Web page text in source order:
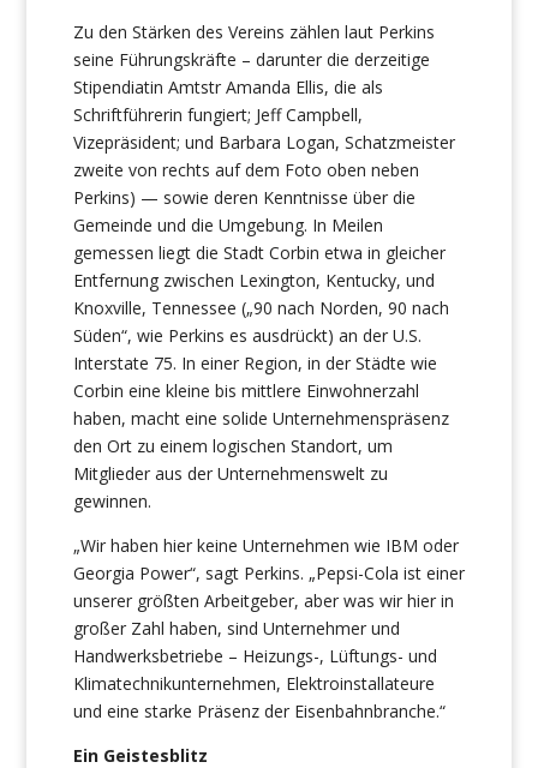
Zu den Stärken des Vereins zählen laut Perkins
seine Führungskräfte – darunter die derzeitige
Stipendiatin Amtstr Amanda Ellis, die als
Schriftführerin fungiert; Jeff Campbell,
Vizepräsident; und Barbara Logan, Schatzmeister
zweite von rechts auf dem Foto oben neben
Perkins) — sowie deren Kenntnisse über die
Gemeinde und die Umgebung. In Meilen
gemessen liegt die Stadt Corbin etwa in gleicher
Entfernung zwischen Lexington, Kentucky, und
Knoxville, Tennessee („90 nach Norden, 90 nach
Süden“, wie Perkins es ausdrückt) an der U.S.
Interstate 75. In einer Region, in der Städte wie
Corbin eine kleine bis mittlere Einwohnerzahl
haben, macht eine solide Unternehmenspräsenz
den Ort zu einem logischen Standort, um
Mitglieder aus der Unternehmenswelt zu
gewinnen.
„Wir haben hier keine Unternehmen wie IBM oder
Georgia Power“, sagt Perkins. „Pepsi-Cola ist einer
unserer größten Arbeitgeber, aber was wir hier in
großer Zahl haben, sind Unternehmer und
Handwerksbetriebe – Heizungs-, Lüftungs- und
Klimatechnikunternehmen, Elektroinstallateure
und eine starke Präsenz der Eisenbahnbranche.“
Ein Geistesblitz